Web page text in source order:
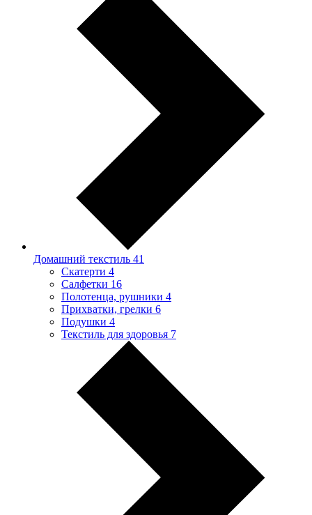
Домашний текстиль 41
Скатерти 4
Салфетки 16
Полотенца, рушники 4
Прихватки, грелки 6
Подушки 4
Текстиль для здоровья 7